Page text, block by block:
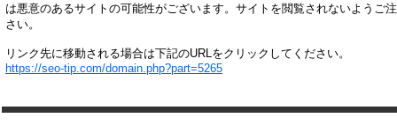
は悪意のあるサイトの可能性がございます。サイトを閲覧されないようご
さい。
リンク先に移動される場合は下記のURLをクリックしてください。
https://seo-tip.com/domain.php?part=5265